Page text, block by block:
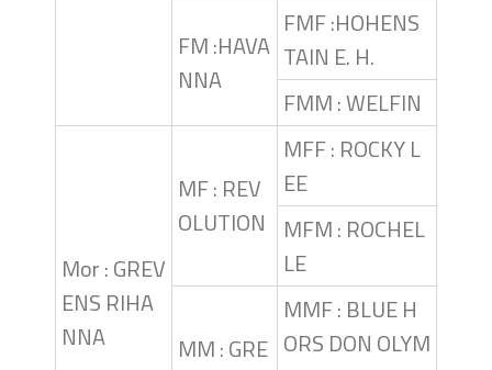
FM :HAVA
NNA
FMF :HOHENS
TAIN E. H.
FMM : WELFIN
Mor : GREV
ENS RIHA
NNA
MF : REV
OLUTION
MFF : ROCKY L
EE
MFM : ROCHEL
LE
MM : GRE
MMF : BLUE H
ORS DON OLYM